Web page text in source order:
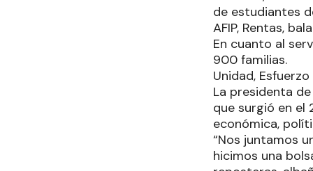
de estudiantes
AFIP, Rentas,
En cuanto al
900 familias.
Unidad,
La presidenta
que surgió en el
económica,
“Nos juntamos
hicimos una